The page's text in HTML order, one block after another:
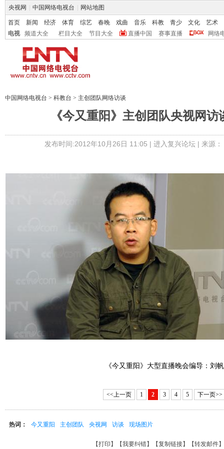
央视网 中国网络电视台 网站地图
首页 新闻 经济 体育 综艺 春晚 戏曲 音乐 科教 青少 文化
艺术
电视
频道大全 栏目大全 节目大全 直播中国 赛事直播 网络
中国网络电视台 > 科教台 > 主创团队网络访谈
《今又重阳》主创团队央视网访
发布时间:2012年10月26日 11:05 | 进入复兴论坛| 来源：
《今又重阳》大型直播晚会编导：刘帆
<<上一页 1 2 3 4 5 下一页>>
热词： 今又重阳 主创团队 央视网 访谈 现场图片
【打印 】【我要纠错】【复制链接】【转发邮件